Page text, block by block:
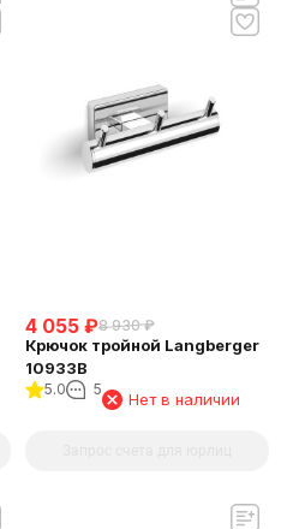
4 055 ₽8 930 ₽
Крючок тройной Langberger
10933B
5.0 5
Нет в наличии